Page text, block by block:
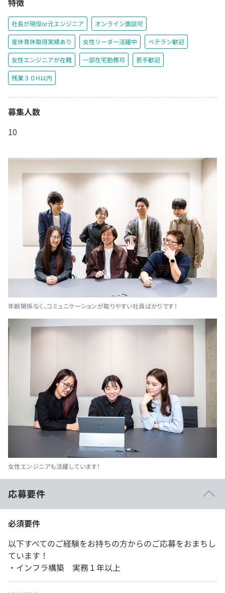
特徴
社長が現役or元エンジニア オンライン面談可
産休育休取得実績あり 女性リーダー活躍中 ベテラン歓迎
女性エンジニアが在籍 一部在宅勤務可 若手歓迎
残業３０H以内
募集人数
10
年齢関係なく、コミュニケーションが取りやすい社員ばかりです！
女性エンジニアも活躍しています！
応募要件
必須要件
以下すべてのご経験をお持ちの方からのご応募をおまちし
ています！
・インフラ構築 実務１年以上